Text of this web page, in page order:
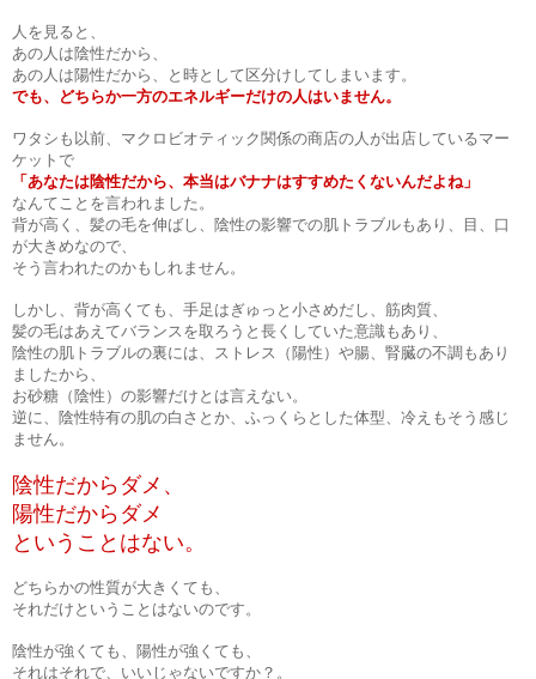
人を見ると、
あの人は陰性だから、
あの人は陽性だから、と時として区分けしてしまいます。
でも、どちらか一方のエネルギーだけの人はいません。
ワタシも以前、マクロビオティック関係の商店の人が出店しているマー
ケットで
「あなたは陰性だから、本当はバナナはすすめたくないんだよね」
なんてことを言われました。
背が高く、髪の毛を伸ばし、陰性の影響での肌トラブルもあり、目、口
が大きめなので、
そう言われたのかもしれません。
しかし、背が高くても、手足はぎゅっと小さめだし、筋肉質、
髪の毛はあえてバランスを取ろうと長くしていた意識もあり、
陰性の肌トラブルの裏には、ストレス（陽性）や腸、腎臓の不調もあり
ましたから、
お砂糖（陰性）の影響だけとは言えない。
逆に、陰性特有の肌の白さとか、ふっくらとした体型、冷えもそう感じ
ません。
陰性だからダメ、
陽性だからダメ
ということはない。
どちらかの性質が大きくても、
それだけということはないのです。
陰性が強くても、陽性が強くても、
それはそれで、いいじゃないですか？。